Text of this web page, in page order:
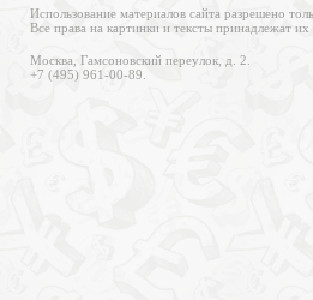
Использование материалов сайта разрешено
Все права на картинки и тексты принадлежат их
Москва, Гамсоновский переулок, д. 2.
+7 (495) 961-00-89.